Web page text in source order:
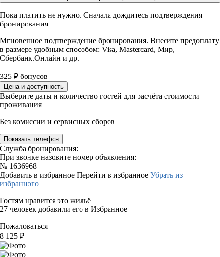
Пока платить не нужно. Сначала дождитесь подтверждения
бронирования
Мгновенное подтверждение бронирования. Внесите предоплату
в размере удобным способом: Visa, Mastercard, Мир,
Сбербанк.Онлайн и др.
325 ₽ бонусов
Цена и доступность
Выберите даты и количество гостей для расчёта стоимости
проживания
Без комиссии и сервисных сборов
Показать телефон
Служба бронирования:
При звонке назовите номер объявления:
№ 1636968
Добавить в избранное Перейти в избранное Убрать из
избранного
Гостям нравится это жильё
27 человек добавили его в Избранное
Пожаловаться
8 125 ₽